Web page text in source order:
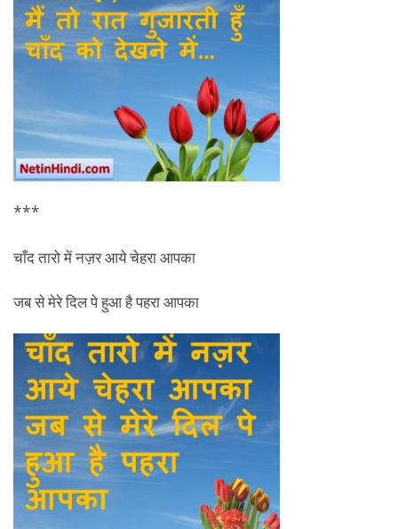
***
चाँद तारो में नज़र आये चेहरा आपका
जब से मेरे दिल पे हुआ है पहरा आपका